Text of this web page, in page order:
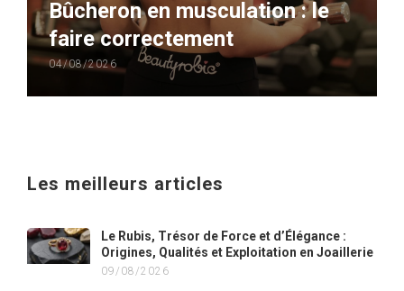
Bûcheron en musculation : le
faire correctement
04/08/2026
Les meilleurs articles
Le Rubis, Trésor de Force et d’Élégance :
Origines, Qualités et Exploitation en Joaillerie
09/08/2026